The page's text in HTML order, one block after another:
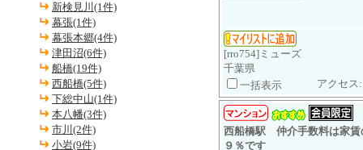
新検見川(1件)
幕張(1件)
幕張本郷(4件)
津田沼(6件)
船橋(19件)
西船橋(5件)
下総中山(1件)
本八幡(3件)
市川(2件)
小岩(9件)
[rro754]ミューズ
千葉県
一括表示
アクセス
西船橋駅 仲介手数料は家賃
９％です